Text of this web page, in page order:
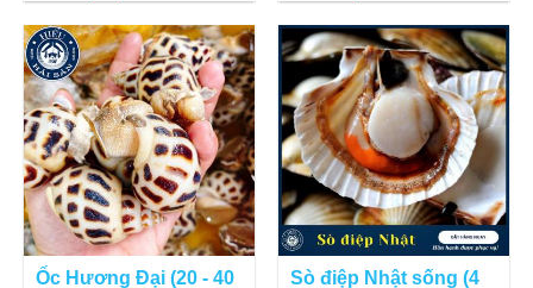
Ốc Hương Đại (20 - 40
Sò điệp Nhật sống (4